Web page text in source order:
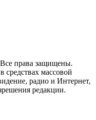
права защищены.
средствах массовой
радио и Интернет,
редакции.